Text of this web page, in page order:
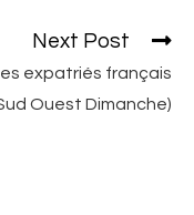
Next Post
expatriés français
Ouest Dimanche)